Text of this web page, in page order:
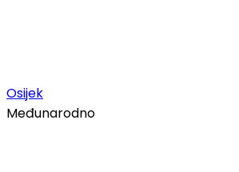
Osijek
Međunarodno